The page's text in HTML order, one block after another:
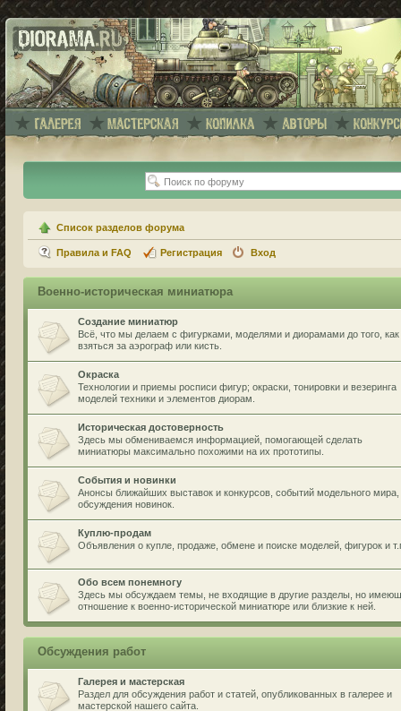
Список разделов форума
Правила и FAQ Регистрация Вход
Военно-историческая миниатюра
Создание миниатюр
Всё, что мы делаем с фигурками, моделями и диорамами до того, как
взяться за аэрограф или кисть.
Окраска
Технологии и приемы росписи фигур; окраски, тонировки и везеринга
моделей техники и элементов диорам.
Историческая достоверность
Здесь мы обмениваемся информацией, помогающей сделать
миниатюры максимально похожими на их прототипы.
События и новинки
Анонсы ближайших выставок и конкурсов, событий модельного мира,
обсуждения новинок.
Куплю-продам
Объявления о купле, продаже, обмене и поиске моделей, фигурок и
Обо всем понемногу
Здесь мы обсуждаем темы, не входящие в другие разделы, но
отношение к военно-исторической миниатюре или близкие к ней.
Обсуждения работ
Галерея и мастерская
Раздел для обсуждения работ и статей, опубликованных в галерее и
мастерской нашего сайта.